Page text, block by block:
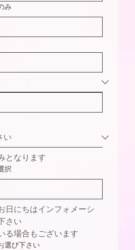
み
となります
択
日にちはインフォメーシ
さい
る場合もございます
選び下さい